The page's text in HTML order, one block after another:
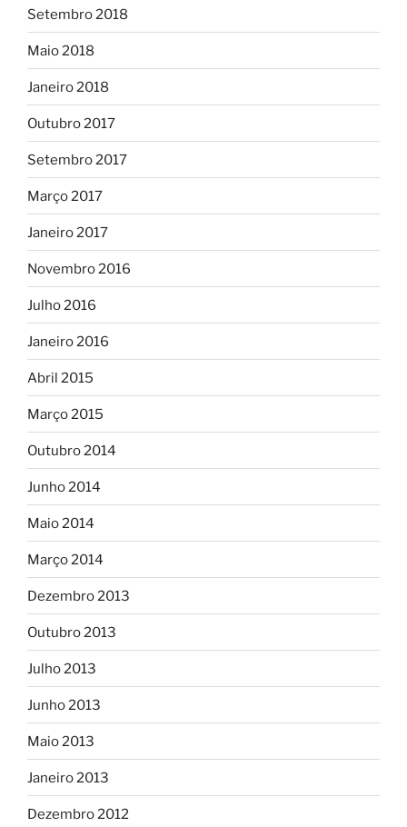
Setembro 2018
Maio 2018
Janeiro 2018
Outubro 2017
Setembro 2017
Março 2017
Janeiro 2017
Novembro 2016
Julho 2016
Janeiro 2016
Abril 2015
Março 2015
Outubro 2014
Junho 2014
Maio 2014
Março 2014
Dezembro 2013
Outubro 2013
Julho 2013
Junho 2013
Maio 2013
Janeiro 2013
Dezembro 2012